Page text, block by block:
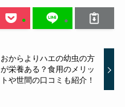
おからよりハエの幼虫の方
が栄養ある？食用のメリッ
トや世間の口コミも紹介！